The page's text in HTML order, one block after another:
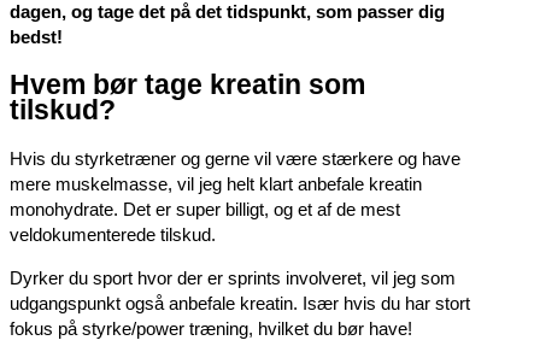
dagen, og tage det på det tidspunkt, som passer dig
bedst!
Hvem bør tage kreatin som
tilskud?
Hvis du styrketræner og gerne vil være stærkere og have
mere muskelmasse, vil jeg helt klart anbefale kreatin
monohydrate. Det er super billigt, og et af de mest
veldokumenterede tilskud.
Dyrker du sport hvor der er sprints involveret, vil jeg som
udgangspunkt også anbefale kreatin. Især hvis du har stort
fokus på styrke/power træning, hvilket du bør have!